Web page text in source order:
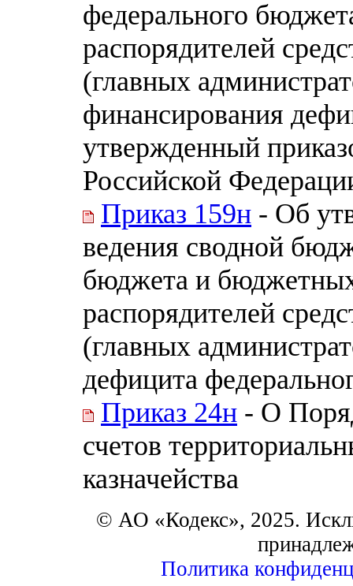
федерального
распорядителей
(главных
финансирования
утвержденный
Российской
Приказ 159н - Об
ведения сводной
бюджета и
распорядителей
(главных
дефицита
Приказ 24н - О
счетов
казначейства
© АО «Кодекс», 2025.
Политика